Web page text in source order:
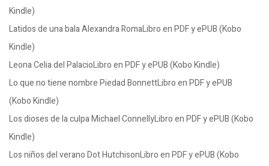
Kindle)
Latidos de una bala Alexandra RomaLibro en PDF y ePUB (Kobo
Kindle)
Leona Celia del PalacioLibro en PDF y ePUB (Kobo Kindle)
Lo que no tiene nombre Piedad BonnettLibro en PDF y ePUB
(Kobo Kindle)
Los dioses de la culpa Michael ConnellyLibro en PDF y ePUB (Kobo
Kindle)
Los niños del verano Dot HutchisonLibro en PDF y ePUB (Kobo